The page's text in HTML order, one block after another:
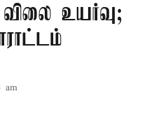
உயர்வு;
am